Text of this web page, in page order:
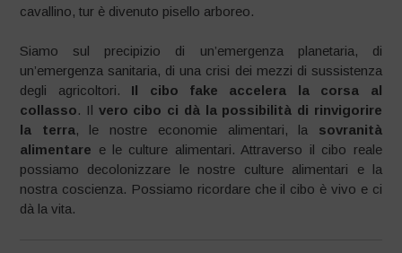
cavallino, tur è divenuto pisello arboreo.
Siamo sul precipizio di un’emergenza planetaria, di
un’emergenza sanitaria, di una crisi dei mezzi di sussistenza
degli agricoltori. Il cibo fake accelera la corsa al
collasso. Il vero cibo ci dà la possibilità di rinvigorire
la terra, le nostre economie alimentari, la sovranità
alimentare e le culture alimentari. Attraverso il cibo reale
possiamo decolonizzare le nostre culture alimentari e la
nostra coscienza. Possiamo ricordare che il cibo è vivo e ci
dà la vita.